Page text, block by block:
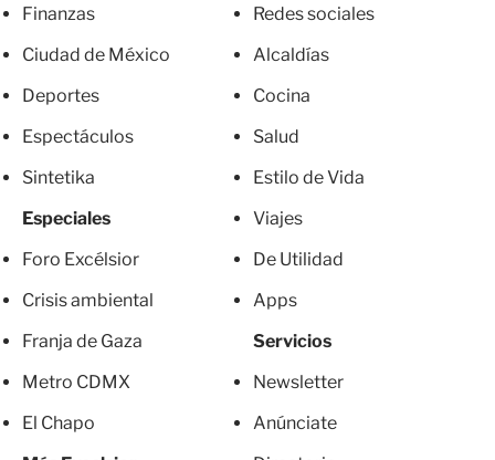
Finanzas
Ciudad de México
Deportes
Espectáculos
Sintetika
Especiales
Foro Excélsior
Crisis ambiental
Franja de Gaza
Metro CDMX
El Chapo
Redes sociales
Alcaldías
Cocina
Salud
Estilo de Vida
Viajes
De Utilidad
Apps
Servicios
Newsletter
Anúnciate